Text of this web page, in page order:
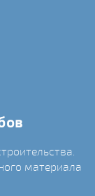
материала